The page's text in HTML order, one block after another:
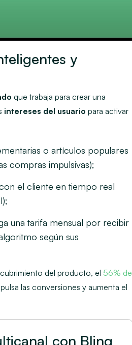
y
que trabaja para crear una
intereses del usuario para activar
o artículos populares
compras impulsivas);
el cliente en tiempo real
una tarifa mensual por recibir
según sus
del producto, el 56% de
las conversiones y aumenta el
con Bling